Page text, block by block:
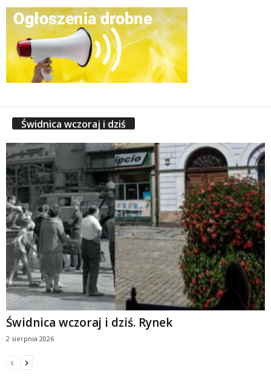
Świdnica wczoraj i dziś
Świdnica wczoraj i dziś. Rynek
2 sierpnia 2026